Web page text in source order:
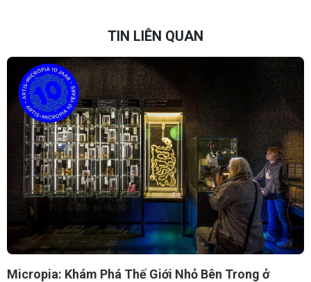
TIN LIÊN QUAN
Micropia: Khám Phá Thế Giới Nhỏ Bên Trong ở